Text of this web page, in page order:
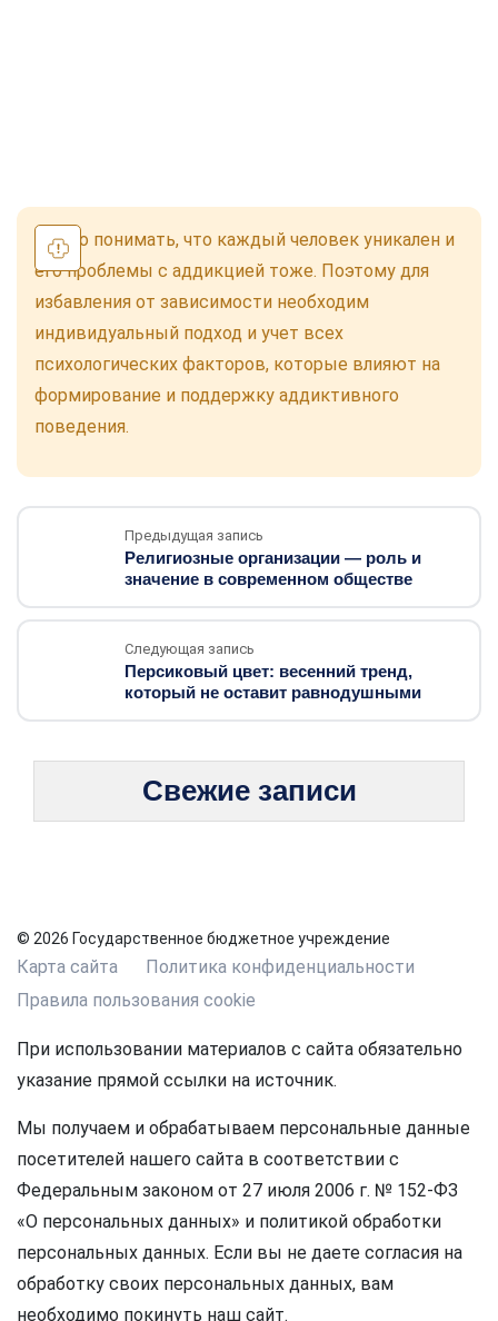
Важно понимать, что каждый человек уникален и
его проблемы с аддикцией тоже. Поэтому для
избавления от зависимости необходим
индивидуальный подход и учет всех
психологических факторов, которые влияют на
формирование и поддержку аддиктивного
поведения.
Предыдущая запись
Религиозные организации — роль и
значение в современном обществе
Следующая запись
Персиковый цвет: весенний тренд,
который не оставит равнодушными
Свежие записи
© 2026 Государственное бюджетное учреждение
Карта сайта
Политика конфиденциальности
Правила пользования cookie
При использовании материалов с сайта обязательно
указание прямой ссылки на источник.
Мы получаем и обрабатываем персональные данные
посетителей нашего сайта в соответствии с
Федеральным законом от 27 июля 2006 г. № 152-ФЗ
«О персональных данных» и политикой обработки
персональных данных. Если вы не даете согласия на
обработку своих персональных данных, вам
необходимо покинуть наш сайт.